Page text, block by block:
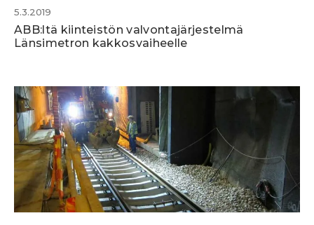
5.3.2019
ABB:ltä kiinteistön valvontajärjestelmä
Länsimetron kakkosvaiheelle